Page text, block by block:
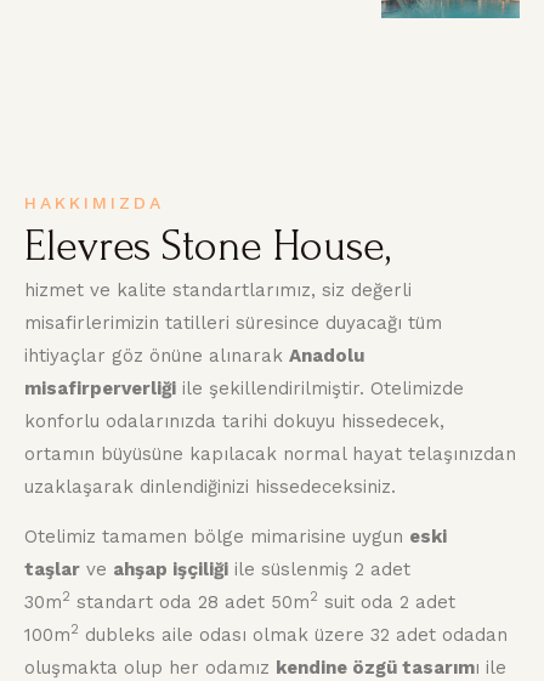
HAKKIMIZDA
Elevres Stone House,
hizmet ve kalite standartlarımız, siz değerli
misafirlerimizin tatilleri süresince duyacağı tüm
ihtiyaçlar göz önüne alınarak Anadolu
misafirperverliği ile şekillendirilmiştir. Otelimizde
konforlu odalarınızda tarihi dokuyu hissedecek,
ortamın büyüsüne kapılacak normal hayat telaşınızdan
uzaklaşarak dinlendiğinizi hissedeceksiniz.
Otelimiz tamamen bölge mimarisine uygun eski
taşlar ve ahşap işçiliği ile süslenmiş 2 adet
30m2 standart oda 28 adet 50m2 suit oda 2 adet
100m2 dubleks aile odası olmak üzere 32 adet odadan
oluşmakta olup her odamız kendine özgü tasarımı ile